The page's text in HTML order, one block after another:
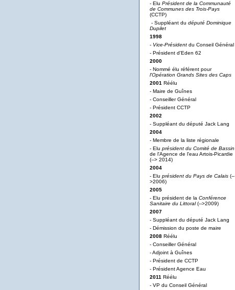
- Elu Président de la Communauté
de Communes des Trois-Pays
(CCTP)
- Suppléant du député Dominique
Dupilet
1998
- Vice-Président du Conseil Général
- Président d'Eden 62
2000
- Nommé élu référent pour
l'Opération Grands Sites des Caps
2001 Réélu
- Maire de Guînes
- Conseiller Général
- Président CCTP
2002
- Suppléant du député Jack Lang
2004
- Membre de la liste régionale
- Elu président du Comité de Bassin
de l'Agence de l'eau Artois-Picardie
(--> 2014)
2004
- Elu président du Pays de Calais (--
>2006)
2005
- Elu président de la Conférence
Sanitaire du Littoral(-->2009)
2007
- Suppléant du député Jack Lang
- Démission du poste de maire
2008 Réélu
- Conseiller Général
- Adjoint à Guînes
- Président de CCTP
- Président Agence Eau
2011 Réélu
- VP du Conseil Général